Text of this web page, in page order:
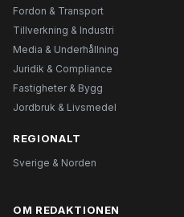
Fordon & Transport
Tillverkning & Industri
Media & Underhållning
Juridik & Compliance
Fastigheter & Bygg
Jordbruk & Livsmedel
REGIONALT
Sverige & Norden
OM REDAKTIONEN